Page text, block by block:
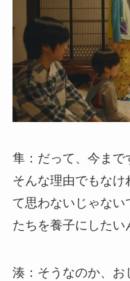
隼：だって、今まで
そんな理由でもな
て思わないじゃな
たちを養子にしたい
湊：そうなのか、お